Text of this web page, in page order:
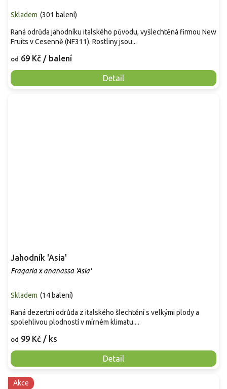
Skladem (301 balení)
od 69 Kč / balení
Detail
Raná odrůda jahodníku italského původu, vyšlechtěná firmou New
Fruits v Cesenně (NF311). Rostliny jsou...
Jahodník 'Asia'
Fragaria x ananassa 'Asia'
Skladem (14 balení)
od 99 Kč / ks
Detail
Raná dezertní odrůda z italského šlechtění s velkými plody a
spolehlivou plodností v mírném klimatu....
Akce